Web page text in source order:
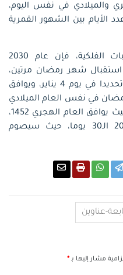
والميلادي في نفس اليوم،
الأيام بين الشهور القمرية
ووفقًا لتقويم الميلادي، والحسابات الفلكية، فإن عام 2030
شهر رمضان مرتين،
حيث سيأتي مع بداية عام 2030، وتحديدا في يوم 4 يناير، ويوافق
يأتي شهر رمضان في نفس العام الميلادي
2030، مرة ثانية يوم 26 ديسمبر، حيث يوافق العام الهجري 1452،
لتتجاوز أيام الصيام في عام 2030 الـ30 يوما، حيث سيصوم
عناوين
مشار إليها بـ*